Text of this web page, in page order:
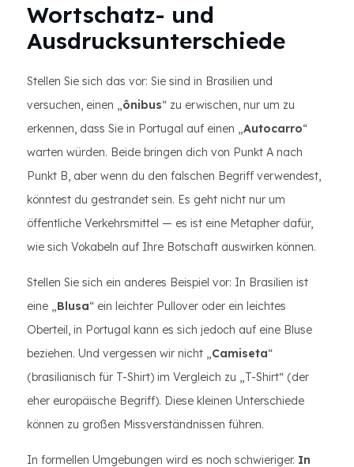
Wortschatz- und
Ausdrucksunterschiede
Stellen Sie sich das vor: Sie sind in Brasilien und
versuchen, einen „ônibus“ zu erwischen, nur um zu
erkennen, dass Sie in Portugal auf einen „Autocarro“
warten würden. Beide bringen dich von Punkt A nach
Punkt B, aber wenn du den falschen Begriff verwendest,
könntest du gestrandet sein. Es geht nicht nur um
öffentliche Verkehrsmittel — es ist eine Metapher dafür,
wie sich Vokabeln auf Ihre Botschaft auswirken können.
Stellen Sie sich ein anderes Beispiel vor: In Brasilien ist
eine „Blusa“ ein leichter Pullover oder ein leichtes
Oberteil, in Portugal kann es sich jedoch auf eine Bluse
beziehen. Und vergessen wir nicht „Camiseta“
(brasilianisch für T-Shirt) im Vergleich zu „T-Shirt“ (der
eher europäische Begriff). Diese kleinen Unterschiede
können zu großen Missverständnissen führen.
In formellen Umgebungen wird es noch schwieriger. In